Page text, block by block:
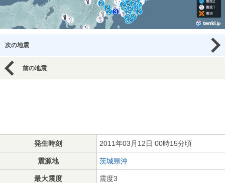
次の地震
前の地震
発生時刻 2011年03月12日 00時15分頃
震源地 茨城県沖
最大震度 震度3